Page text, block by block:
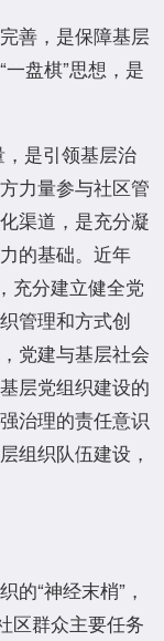
善，是保障基层
盘棋”思想，是
，是引领基层治
力量参与社区管
渠道，是充分凝
的基础。近年
充分建立健全党
管理和方式创
党建与基层社会
层党组织建设的
治理的责任意识
组织队伍建设，
的“神经末梢”，
区群众主要任务